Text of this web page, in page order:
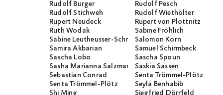
Rudolf Burger
Rudolf Pesch
Rudolf Stichweh
Rudolf Wiethölter
Rupert Neudeck
Rupert von Plottnitz
Ruth Wodak
Sabine Fröhlich
Sabine Leutheusser-Schnarrenberger
Salomon Korn
Samira Akbarian
Samuel Schirmbeck
Sascha Lobo
Sascha Spoun
Sasha Marianna Salzmann Saskia Sassen
Sebastian Conrad
Senta Trömmel-Plötz
Senta Trömmel-Plötz
Seyla Benhabib
Shi Ming
Siegfried Dörrfeld